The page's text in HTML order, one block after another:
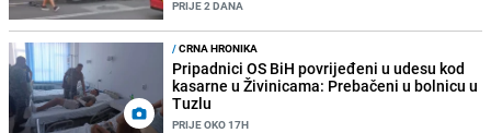
PRIJE 2 DANA
/CRNA HRONIKA
Pripadnici OS BiH povrijeđeni u udesu kod
kasarne u Živinicama: Prebačeni u bolnicu u
Tuzlu
PRIJE OKO 17H